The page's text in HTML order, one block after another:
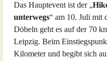
Das Hauptevent ist der „
unterwegs“ am 10. Juli mit
Döbeln geht es auf der 70
Leipzig. Beim
Kilometer und begibt sich